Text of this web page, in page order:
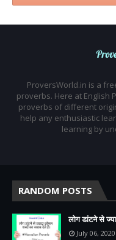
ProversWorld.in is a
proverbs. Here at English
proverbs of different
help any enthusiastic
learning by
RANDOM POSTS
लोग डांटने से
July 06, 2020